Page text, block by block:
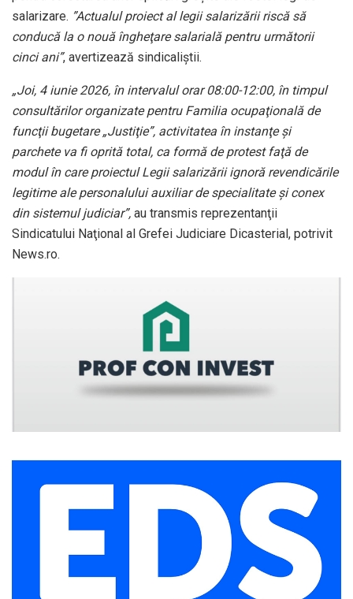
salarizare. ”Actualul proiect al legii salarizării riscă să
conducă la o nouă îngheţare salarială pentru următorii
cinci ani”, avertizează sindicaliştii.
„Joi, 4 iunie 2026, în intervalul orar 08:00-12:00, în timpul
consultărilor organizate pentru Familia ocupaţională de
funcţii bugetare „Justiţie”, activitatea în instanţe şi
parchete va fi oprită total, ca formă de protest faţă de
modul în care proiectul Legii salarizării ignoră revendicările
legitime ale personalului auxiliar de specialitate şi conex
din sistemul judiciar”, au transmis reprezentanţii
Sindicatului Naţional al Grefei Judiciare Dicasterial, potrivit
News.ro.